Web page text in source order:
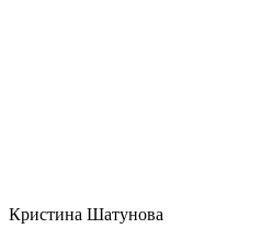
Кристина Шатунова